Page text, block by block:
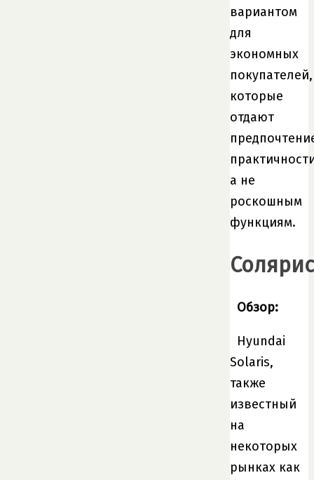
вариантом
для
экономных
покупателей,
которые
отдают
а не
роскошным
функциям.
Солярис
Обзор:
Hyundai
Solaris,
также
известный
на
некоторых
рынках как